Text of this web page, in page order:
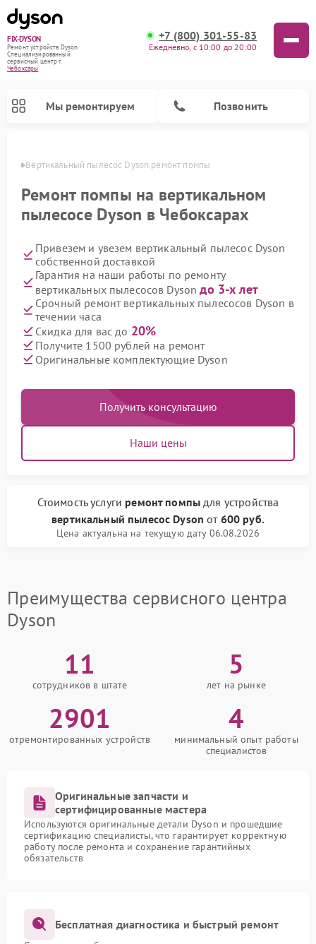
FIX-DYSON
Ремонт устройств Dyson
Специализированный
cервисный центр г.
Чебоксары
+7 (800) 301-55-83
Ежедневно, с 10:00 до 20:00
Мы ремонтируем Позвонить
Вертикальный пылесос Dyson ремонт помпы
Ремонт помпы на вертикальном
пылесосе Dyson в Чебоксарах
Привезем и увезем вертикальный пылесос Dyson
собственной доставкой
Гарантия на наши работы по ремонту
вертикальных пылесосов Dysonдо 3-х лет
Срочный ремонт вертикальных пылесосов Dyson в
течении часа
Скидка для вас до 20%
Получите 1500 рублей на ремонт
Оригинальные комплектующие Dyson
Получить консультацию
Наши цены
Стоимость услуги ремонт помпы для устройства
вертикальный пылесос Dyson от 600 руб.
Цена актуальна на текущую дату 06.08.2026
Преимущества сервисного центра
Dyson
11
сотрудников в штате
5
лет на рынке
2901
отремонтированных устройств
4
минимальный опыт работы
специалистов
Оригинальные запчасти и
сертифицированные мастера
Используются оригинальные детали Dyson и прошедшие
сертификацию специалисты, что гарантирует корректную
работу после ремонта и сохранение гарантийных
обязательств
Бесплатная диагностика и быстрый ремонт